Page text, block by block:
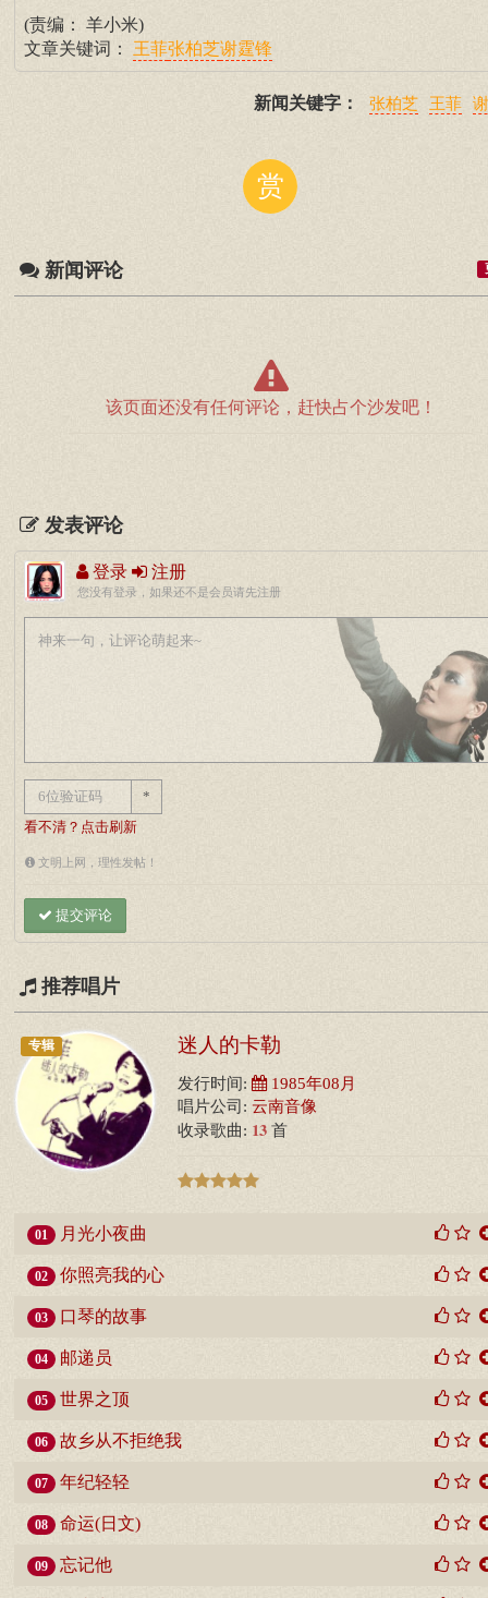
(责编： 羊小米)
文章关键词： 王菲张柏芝谢霆锋
新闻关键字： 张柏芝 王菲
赏
新闻评论
该页面还没有任何评论，赶快占个沙发吧！
发表评论
登录 注册
您没有登录，如果还不是会员请先注册
*
看不清？点击刷新
文明上网，理性发帖！
提交评论
推荐唱片
专辑 迷人的卡勒
发行时间: 1985年08月
唱片公司: 云南音像
收录歌曲: 13 首
01 月光小夜曲
02 你照亮我的心
03 口琴的故事
04 邮递员
05 世界之顶
06 故乡从不拒绝我
07 年纪轻轻
08 命运(日文)
09 忘记他